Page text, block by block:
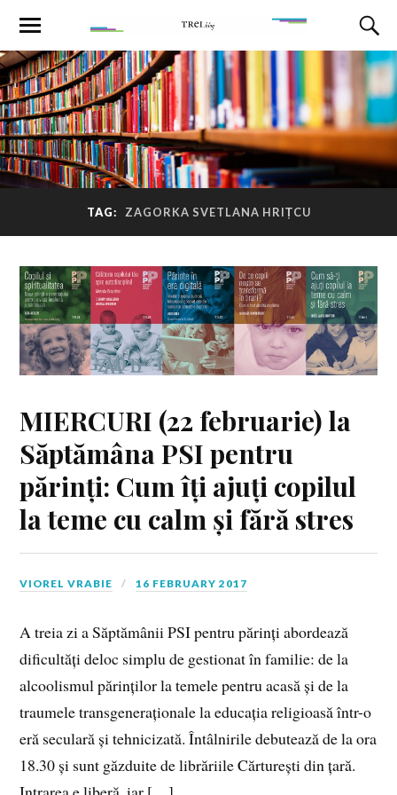
TAG: ZAGORKA SVETLANA HRIȚCU
MIERCURI (22 februarie) la
Săptămâna PSI pentru
părinți: Cum îți ajuți copilul
la teme cu calm și fără stres
VIOREL VRABIE 16 FEBRUARY 2017
A treia zi a Săptămânii PSI pentru părinți abordează
dificultăți deloc simplu de gestionat în familie: de la
alcoolismul părinților la temele pentru acasă și de la
traumele transgeneraționale la educația religioasă într-o
eră seculară și tehnicizată. Întâlnirile debutează de la ora
18.30 și sunt găzduite de librăriile Cărturești din țară.